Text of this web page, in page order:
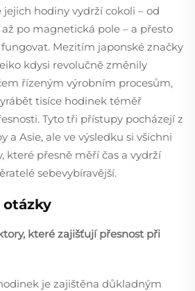
jejich hodiny vydrží cokoli – od
po magnetická pole – a přesto
Mezitím japonské značky
kdysi revolučně změnily
řízeným výrobním procesům,
tisíce hodinek téměř
Tyto tři přístupy pocházejí z
a Asie, ale ve výsledku si všichni
které přesně měří čas a vydrží
sebevybíravější.
otázky
které zajišťují přesnost při
je zajištěna důkladným